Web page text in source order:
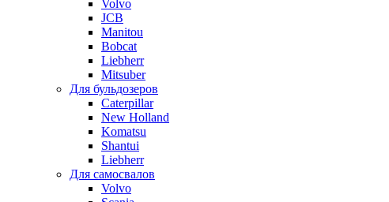
Volvo
JCB
Manitou
Bobcat
Liebherr
Mitsuber
Для бульдозеров
Caterpillar
New Holland
Komatsu
Shantui
Liebherr
Для самосвалов
Volvo